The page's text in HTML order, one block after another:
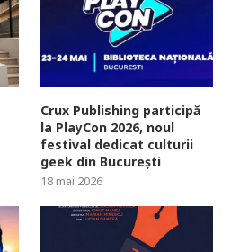
Crux Publishing participă
la PlayCon 2026, noul
festival dedicat culturii
geek din București
18 mai 2026